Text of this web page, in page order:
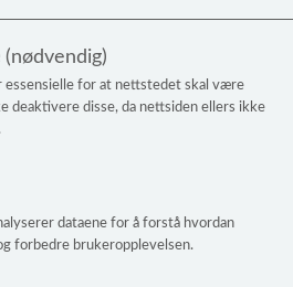
- til
Storm/Surf/
(nødvendig)
essensielle for at nettstedet skal være
deaktivere disse, da nettsiden ellers ikke
dataene for å forstå hvordan
forbedre brukeropplevelsen.